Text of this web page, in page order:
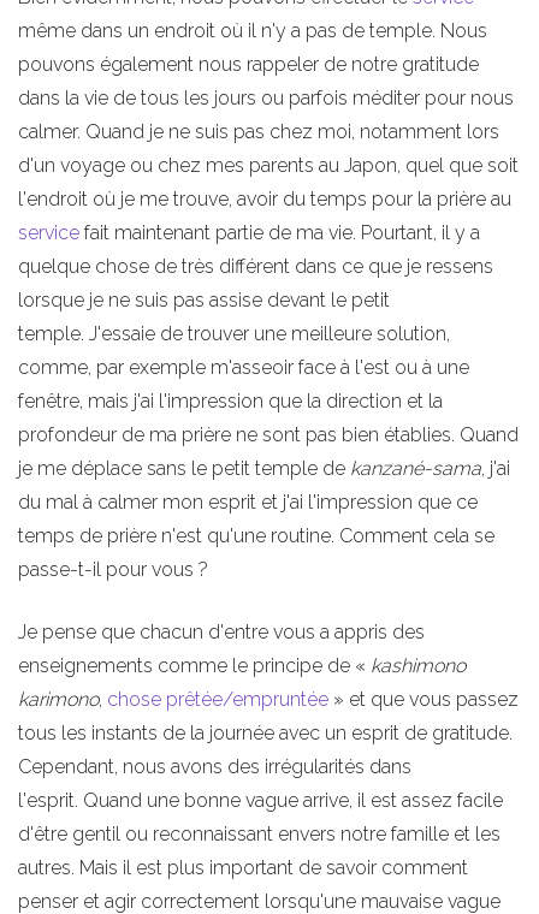
même dans un endroit où il n'y a pas de temple. Nous
pouvons également nous rappeler de notre gratitude
dans la vie de tous les jours ou parfois méditer pour nous
calmer. Quand je ne suis pas chez moi, notamment lors
d'un voyage ou chez mes parents au Japon, quel que soit
l'endroit où je me trouve, avoir du temps pour la prière au
service fait maintenant partie de ma vie. Pourtant, il y a
quelque chose de très différent dans ce que je ressens
lorsque je ne suis pas assise devant le petit
temple. J'essaie de trouver une meilleure solution,
comme, par exemple m'asseoir face à l'est ou à une
fenêtre, mais j'ai l'impression que la direction et la
profondeur de ma prière ne sont pas bien établies. Quand
je me déplace sans le petit temple de kanzané-sama, j'ai
du mal à calmer mon esprit et j'ai l'impression que ce
temps de prière n'est qu'une routine. Comment cela se
passe-t-il pour vous ?
Je pense que chacun d'entre vous a appris des
enseignements comme le principe de « kashimono
karimono, chose prêtée/empruntée » et que vous passez
tous les instants de la journée avec un esprit de gratitude.
Cependant, nous avons des irrégularités dans
l'esprit. Quand une bonne vague arrive, il est assez facile
d'être gentil ou reconnaissant envers notre famille et les
autres. Mais il est plus important de savoir comment
penser et agir correctement lorsqu'une mauvaise vague